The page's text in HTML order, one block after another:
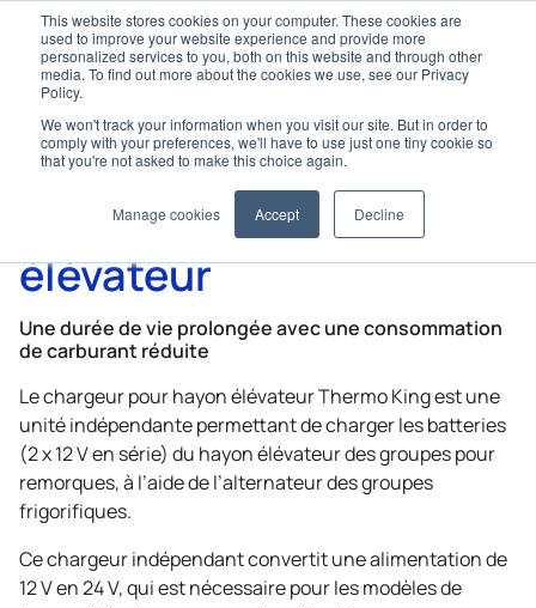
This website stores cookies on your computer. These cookies are
used to improve your website experience and provide more
personalized services to you, both on this website and through other
media. To find out more about the cookies we use, see our Privacy
Policy.
We won't track your information when you visit our site. But in order to
comply with your preferences, we'll have to use just one tiny cookie so
that you're not asked to make this choice again.
Manage cookies Accept Decline
Home Options et accessoires
Power Management
Chargeur pour hayon élévateur
Chargeur pour hayon
élévateur
Une durée de vie prolongée avec une consommation
de carburant réduite
Le chargeur pour hayon élévateurThermo Kingest une
unité indépendante permettant de charger les batteries
(2 x 12 V en série) du hayon élévateur des groupes pour
remorques, à l’aide de l’alternateur des groupes
frigorifiques.
Ce chargeur indépendant convertit une alimentation de
12 V en 24 V, qui est nécessaire pour les modèles de